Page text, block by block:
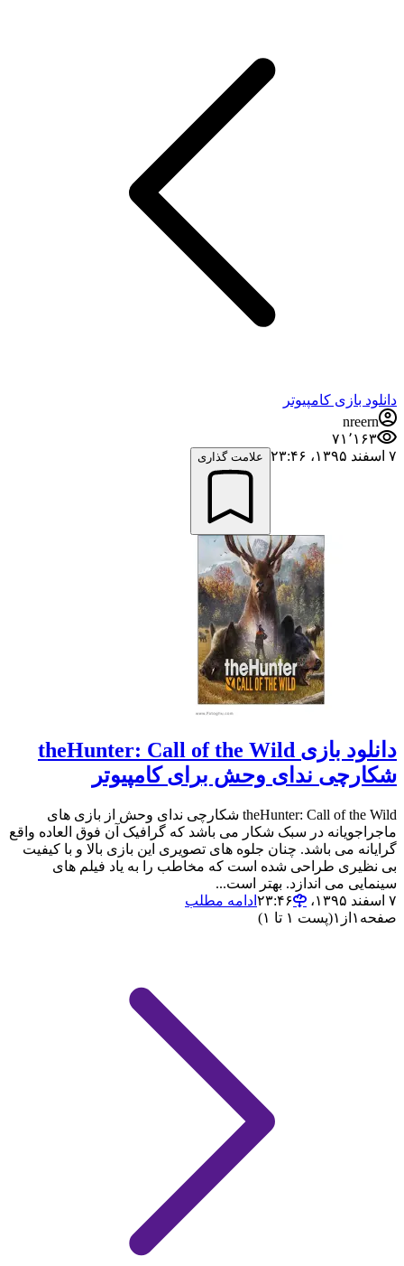
دانلود بازی کامپیوتر
nreern
۷۱٬۱۶۳
۷ اسفند ۱۳۹۵،‏ ۲۳:۴۶
علامت گذاری
دانلود بازی theHunter: Call of the Wild
شکارچی ندای وحش برای کامپیوتر
theHunter: Call of the Wild شکارچی ندای وحش از بازی های
ماجراجویانه در سبک شکار می باشد که گرافیک آن فوق العاده واقع
گرایانه می باشد. چنان جلوه های تصویری این بازی بالا و با کیفیت
بی نظیری طراحی شده است که مخاطب را به یاد فیلم های
سینمایی می اندازد. بهتر است...
۷ اسفند ۱۳۹۵،‏ ۲۳:۴۶
ادامه مطلب
صفحه ۱ از ۱(پست ۱ تا ۱)